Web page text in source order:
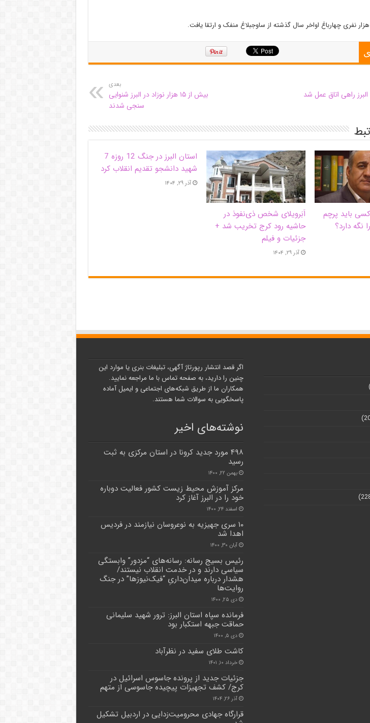
نفری چهارباغ اواخر سال گذشته از ساوجبلاغ منفک و ارتقا یافت.
راهی اتاق عمل شد
بعدی
بیش از ۱۵ هزار نوزاد در البرز شنوایی
سنجی شدند
باید پرچم
دارد؟
اَبَر‌ویلای شخص ذی‌نفوذ در
حاشیه‌ رود کرج تخریب شد +
جزئیات و فیلم
آذر ۲۹, ۱۴۰۴
استان البرز در جنگ 12 روزه 7
شهید دانشجو تقدیم انقلاب کرد
آذر ۲۹, ۱۴۰۴
اگر قصد انتشار رپورتاژ آگهی، تبلیغات بنری یا موارد این
چنین را دارید، به صفحه تماس با ما مراجعه نمایید.
همکاران ما از طریق شبکه‌های اجتماعی و ایمیل آماده
پاسخگویی به سوالات شما هستند.
نوشته‌های اخیر
۴۹۸ مورد جدید کرونا در استان مرکزی به ثبت
رسید
بهمن ۲۲, ۱۴۰۰
مرکز آموزش محیط زیست کشور فعالیت دوباره
خود را در البرز آغاز کرد
اسفند ۲۴, ۱۴۰۰
۱۰ سری جهیزیه به نوعروسان نیازمند در فردیس
اهدا شد
آبان ۳۰, ۱۴۰۰
رئیس بسیج رسانه: رسانه‌های “مزدور” وابستگی
سیاسی دارند و در خدمت انقلاب نیستند/
هشدار درباره میدان‌داریِ “فیک‌نیوزها” در جنگ
روایت‌ها
دی ۲۵, ۱۴۰۰
فرمانده سپاه استان البرز: ترور شهید سلیمانی
حماقت جبهه استکبار بود
دی ۵, ۱۴۰۰
کاشت طلای سفید در نظرآباد
خرداد ۱۰, ۱۴۰۱
جزئیات جدید از پرونده جاسوس اسرائیل در
کرج/‌ کشف تجهیزات پیچیده جاسوسی از متهم
آذر ۲۶, ۱۴۰۴
قرارگاه جهادی محرومیت‌زدایی در اردبیل تشکیل